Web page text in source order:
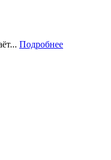
Подробнее